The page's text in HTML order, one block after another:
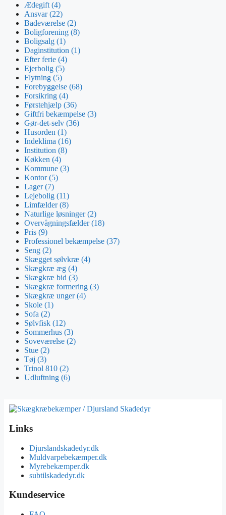
Ædegift (4)
Ansvar(22)
Badeværelse (2)
Boligforening (8)
Boligsalg (1)
Daginstitution (1)
Efter ferie (4)
Ejerbolig (5)
Flytning (5)
Forebyggelse (68)
Forsikring (4)
Førstehjælp (36)
Giftfri bekæmpelse (3)
Gør-det-selv (36)
Husorden (1)
Indeklima (16)
Institution (8)
Køkken (4)
Kommune (3)
Kontor(5)
Lager(7)
Lejebolig (11)
Limfælder(8)
Naturlige løsninger(2)
Overvågningsfælder(18)
Pris (9)
Professionel bekæmpelse (37)
Seng (2)
Skægget sølvkræ (4)
Skægkræ æg (4)
Skægkræ bid (3)
Skægkræ formering (3)
Skægkræ unger(4)
Skole (1)
Sofa (2)
Sølvfisk (12)
Sommerhus (3)
Soveværelse (2)
Stue (2)
Tøj (3)
Trinol 810 (2)
Udluftning (6)
Links
Djurslandskadedyr.dk
Muldvarpebekæmper.dk
Myrebekæmper.dk
subtilskadedyr.dk
Kundeservice